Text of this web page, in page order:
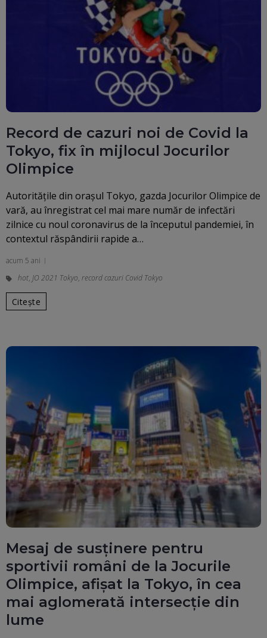
Record de cazuri noi de Covid la
Tokyo, fix în mijlocul Jocurilor
Olimpice
Autorităţile din oraşul Tokyo, gazda Jocurilor Olimpice de
vară, au înregistrat cel mai mare număr de infectări
zilnice cu noul coronavirus de la începutul pandemiei, în
contextul răspândirii rapide a…
acum 5 ani
hot, JO 2021 Tokyo, record cazuri Covid Tokyo
Citește
Mesaj de susținere pentru
sportivii români de la Jocurile
Olimpice, afișat la Tokyo, în cea
mai aglomerată intersecție din
lume